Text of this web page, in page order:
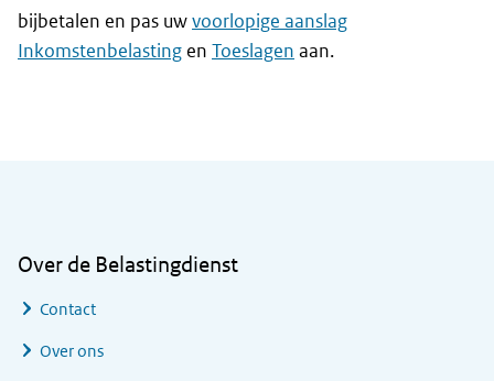
bijbetalen en pas uwvoorlopige aanslag
Inkomstenbelasting en Toeslagen aan.
Over de Belastingdienst
Contact
Over ons